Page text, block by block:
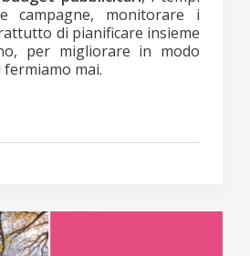
campagne, monitorare i
di pianificare insieme
per migliorare in modo
mai.